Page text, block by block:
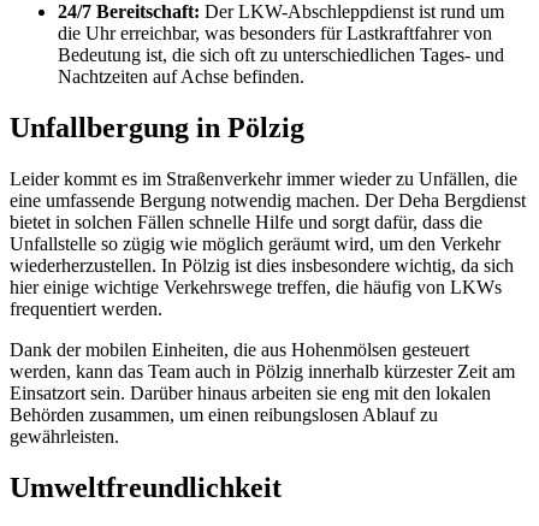
24/7 Bereitschaft: Der LKW-Abschleppdienst ist rund um
die Uhr erreichbar, was besonders für Lastkraftfahrer von
Bedeutung ist, die sich oft zu unterschiedlichen Tages- und
Nachtzeiten auf Achse befinden.
Unfallbergung in Pölzig
Leider kommt es im Straßenverkehr immer wieder zu Unfällen, die
eine umfassende Bergung notwendig machen. Der Deha Bergdienst
bietet in solchen Fällen schnelle Hilfe und sorgt dafür, dass die
Unfallstelle so zügig wie möglich geräumt wird, um den Verkehr
wiederherzustellen. In Pölzig ist dies insbesondere wichtig, da sich
hier einige wichtige Verkehrswege treffen, die häufig von LKWs
frequentiert werden.
Dank der mobilen Einheiten, die aus Hohenmölsen gesteuert
werden, kann das Team auch in Pölzig innerhalb kürzester Zeit am
Einsatzort sein. Darüber hinaus arbeiten sie eng mit den lokalen
Behörden zusammen, um einen reibungslosen Ablauf zu
gewährleisten.
Umweltfreundlichkeit